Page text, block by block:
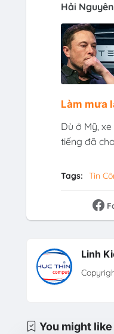
Hải
Làm mưa
Dù ở Mỹ,
tiếng đã
Tags: Tin
Linh
You might like